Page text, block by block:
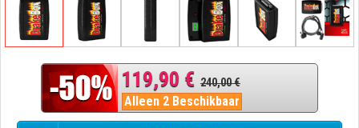
119,90 € 240,00 €
Alleen 2 Beschikbaar